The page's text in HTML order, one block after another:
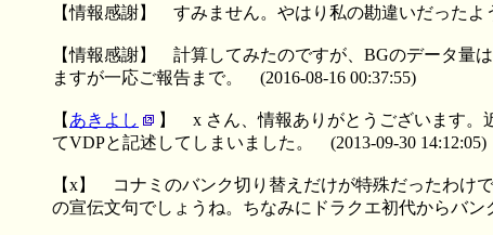
【情報感謝】 すみません。やはり私の勘違いだったよ
【情報感謝】 計算してみたのですが、BGのデータ量
ますが一応ご報告まで。
(2016-08-16 00:37:55)
【 あきよし 】 x さん、情報ありがとうございます。
てVDPと記述してしまいました。
(2013-09-30 14:12:05)
【x】
コナミのバンク切り替えだけが特殊だったわけ
の宣伝文句でしょうね。ちなみにドラクエ初代からバ